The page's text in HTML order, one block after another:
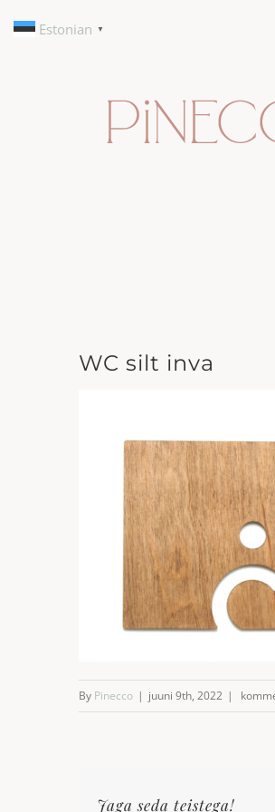
WC silt inva
By Pinecco | juuni 9th, 2022 |
WC
silt
Jaga seda teistega!
Estonian ▼